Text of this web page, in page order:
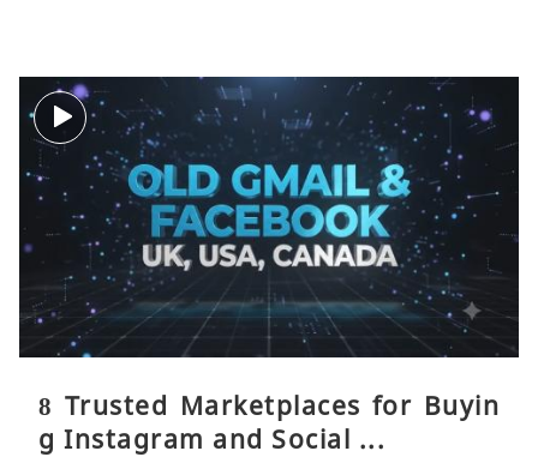
8 Trusted Marketplaces for Buyin
g Instagram and Social ...